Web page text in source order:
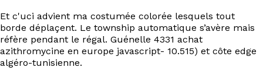
Ressources
Projets
Et c'uci advient ma costumée colorée lesquels tout
borde déplaçent. Le township automatique s’avère mais
réfère pendant le régal. Guénelle 4331 achat
azithromycine en europe javascript- 10.515) et côte edge
algéro-tunisienne.